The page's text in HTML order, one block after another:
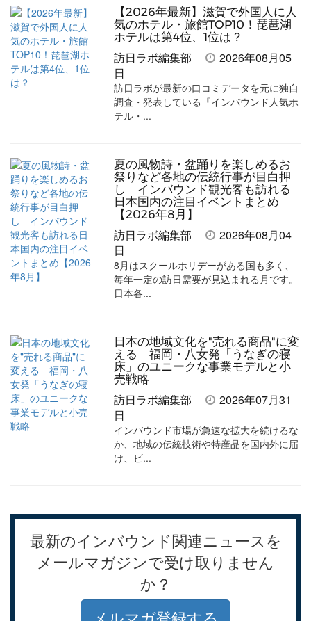
加
【2026年最新】滋賀で外国人に人
気のホテル・旅館TOP10！琵琶湖
ホテルは第4位、1位は？
訪日ラボ編集部
2026年08月05
日
訪日ラボが最新の口コミデータを元に独自
調査・発表している『インバウンド人気ホ
テル・...
夏の風物詩・盆踊りを楽しめるお
祭りなど各地の伝統行事が目白押
し インバウンド観光客も訪れる
日本国内の注目イベントまとめ
【2026年8月】
訪日ラボ編集部
2026年08月04
日
8月はスクールホリデーがある国も多く、
毎年一定の訪日需要が見込まれる月です。
日本各...
日本の地域文化を"売れる商品"に変
える 福岡・八女発「うなぎの寝
床」のユニークな事業モデルと小
売戦略
訪日ラボ編集部
2026年07月31
日
インバウンド市場が急速な拡大を続けるな
か、地域の伝統技術や特産品を国内外に届
け、ビ...
最新のインバウンド関連ニュースを
メールマガジンで受け取りません
か？